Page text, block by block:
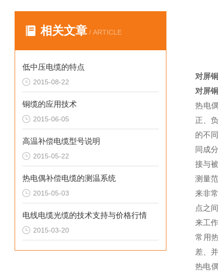
相关文章 / ARTICLE
低中压电缆的特点
2015-08-22
铜缆的应用技术
2015-06-05
高温补偿电缆型号说明
2015-05-22
热电偶补偿电缆的测温系统
2015-05-03
电线电缆光缆的技术支持与价格行情
2015-03-20
对屏
对屏
热电
正、
的不
同成
接与
测量
来非
点之
来工
常用
差、
热电